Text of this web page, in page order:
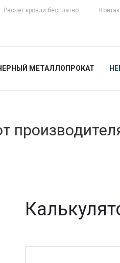
Расчет кровли бесплатно
МЕТАЛЛОПРОКАТ